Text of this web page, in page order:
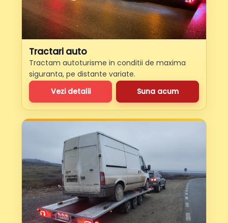
Tractari auto
Tractam autoturisme in conditii de maxima
siguranta, pe distante variate.
Vezi detalii
Suna acum